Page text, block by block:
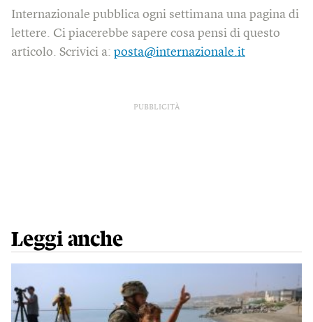
Internazionale pubblica ogni settimana una pagina di
lettere. Ci piacerebbe sapere cosa pensi di questo
articolo. Scrivici a: posta@internazionale.it
PUBBLICITÀ
Leggi anche